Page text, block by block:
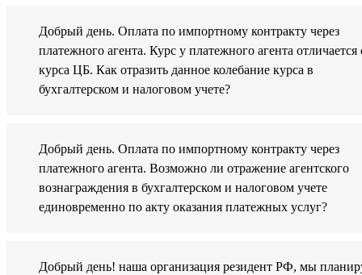
Добрый день. Оплата по импортному контракту через
платежного агента. Курс у платежного агента отличается
курса ЦБ. Как отразить данное колебание курса в
бухгалтерском и налоговом учете?
Добрый день. Оплата по импортному контракту через
платежного агента. Возможно ли отражение агентского
вознаграждения в бухгалтерском и налоговом учете
единовременно по акту оказания платежных услуг?
Добрый день! наша организация резидент РФ, мы